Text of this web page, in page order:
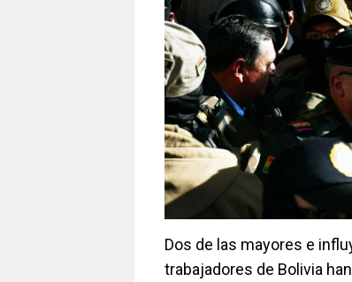
Dos de las mayores e
trabajadores de Bolivia